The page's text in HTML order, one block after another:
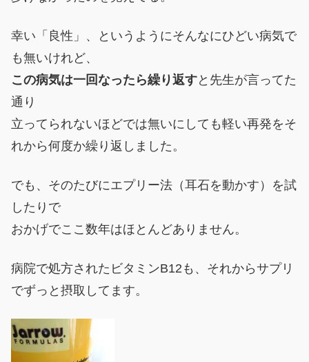
幸い「良性」、というようにそんなにひどい病気で
も無いけれど、
この病気は一回なったら繰り返すと先生が言ってた
通り
立ってられないほどでは無いにしても軽い再発をそ
れから何度か繰り返しました。
でも、そのたびにエプリー法（耳石を動かす）を試
したりで
おかげでここ数年はほとんどありません。
病院で処方されたビタミンB12も、それからサプリ
でずっと摂取してます。